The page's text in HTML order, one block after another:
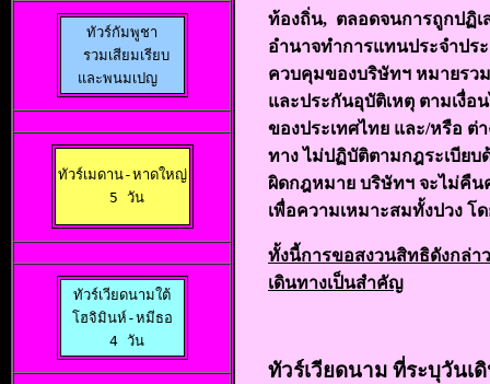
ทัวร์กัมพูชา
รวมเสียมเรียบ
และพนมเปญ
ทัวร์เมดาน-หาดใหญ่
5 วัน
ทัวร์เวียดนามใต้
โฮจิมินห์-หมีธอ
4 วัน
ท้องถิ่น, ตลอดจนการถูกปฏิเ
อำนาจทำการแทนประจำปร
ควบคุมของบริษัทฯ หมายรว
และประกันอุบัติเหตุ ตามเงื่อ
ของประเทศไทย และ/หรือ ต่
ทาง ไม่ปฏิบัติตามกฎระเบียบ
ผิดกฎหมาย บริษัทฯ จะไม่คืน
เพื่อความเหมาะสมทั้งปวง โ
ทั้งนี้การขอสงวนสิทธิดังกล่า
เดินทางเป็นสำคัญ
ทัวร์เวียดนาม ที่ระบุวันเดิ